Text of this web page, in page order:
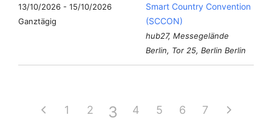
13/10/2026 - 15/10/2026
Ganztägig
Smart Country Convention
(SCCON)
hub27, Messegelände
Berlin, Tor 25, Berlin Berlin
1 2 3 4 5 6 7